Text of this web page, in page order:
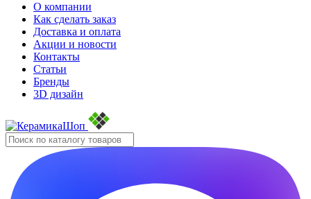
О компании
Как сделать заказ
Доставка и оплата
Акции и новости
Контакты
Статьи
Бренды
3D дизайн